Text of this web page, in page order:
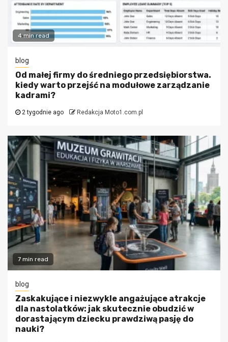
4 min read
blog
Od małej firmy do średniego przedsiębiorstwa.
kiedy warto przejść na modułowe zarządzanie
kadrami?
2 tygodnie ago Redakcja Moto1.com.pl
7 min read
blog
Zaskakujące i niezwykle angażujące atrakcje
dla nastolatków: jak skutecznie obudzić w
dorastającym dziecku prawdziwą pasję do
nauki?